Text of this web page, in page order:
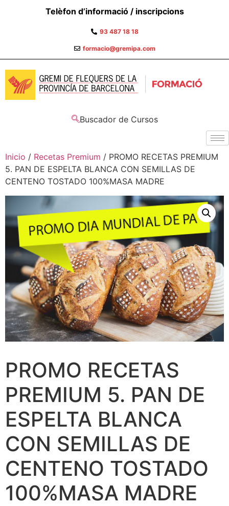
Telèfon d’informació / inscripcions
93 487 18 18
formacio@gremipa.com
Buscador de Cursos
Inicio / Recetas Premium / PROMO RECETAS PREMIUM
5. PAN DE ESPELTA BLANCA CON SEMILLAS DE
CENTENO TOSTADO 100%MASA MADRE
PROMO RECETAS
PREMIUM 5. PAN DE
ESPELTA BLANCA
CON SEMILLAS DE
CENTENO TOSTADO
100%MASA MADRE